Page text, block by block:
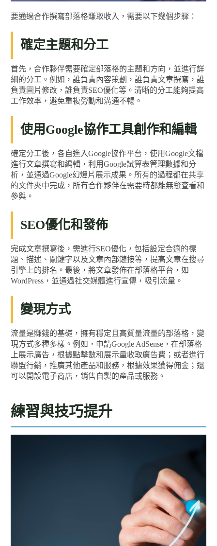
要通過合作撰寫部落格賺取收入，需要以下幾個步驟：
確定主題和分工
首先，合作夥伴需要確定部落格的主題和方向，並進行詳
細的分工。例如，誰負責內容策劃，誰負責文章撰寫，誰
負責圖片修改，誰負責SEO優化等。清晰的分工能夠提高
工作效率，避免重複勞動和溝通不暢。
使用Google協作工具創作和編輯
確定分工後，各自進入Google協作平台，使用Google文檔
進行文章撰寫和編輯，利用Google試算表管理數據和分
析，並通過Google幻燈片展示成果。所有的過程都在共享
的文件夾中完成，所有合作夥伴在需要時都能無縫查看和
參與。
SEO優化和發佈
完成文章撰寫後，需進行SEO優化，包括設定合適的標
題、描述、關鍵字以及文章內部鏈接等，提高文章在搜尋
引擎上的排名。最後，將文章發佈在部落格平台，如
WordPress，並通過社交媒體進行宣傳，吸引流量。
變現方式
流量是賺錢的基礎，擁有穩定且高質量流量的部落格，變
現方式多種多樣。例如，申請Google AdSense，在部落格
上展示廣告，根據點擊數和展示量收取廣告費；或者進行
聯盟行銷，推廣其他產品和服務，根據效果獲得佣金；還
可以開設電子商店，銷售自製的產品或服務。
練習與技巧提升